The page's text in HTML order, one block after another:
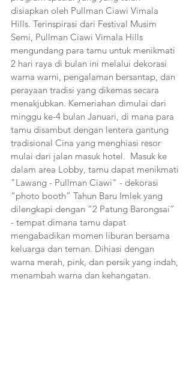
disiapkan oleh Pullman Ciawi Vimala
Hills. Terinspirasi dari Festival Musim
Semi, Pullman Ciawi Vimala Hills
mengundang para tamu untuk menikmati
2 hari raya di bulan ini melalui dekorasi
warna warni, pengalaman bersantap, dan
perayaan tradisi yang dikemas secara
menakjubkan. Kemeriahan dimulai dari
minggu ke-4 bulan Januari, di mana para
tamu disambut dengan lentera gantung
tradisional Cina yang menghiasi resor
mulai dari jalan masuk hotel.  Masuk ke
dalam area Lobby, tamu dapat menikmati
"Lawang - Pullman Ciawi" - dekorasi
“photo booth” Tahun Baru Imlek yang
dilengkapi dengan “2 Patung Barongsai”
- tempat dimana tamu dapat
mengabadikan momen liburan bersama
keluarga dan teman. Dihiasi dengan
warna merah, pink, dan persik yang indah,
menambah warna dan kehangatan.